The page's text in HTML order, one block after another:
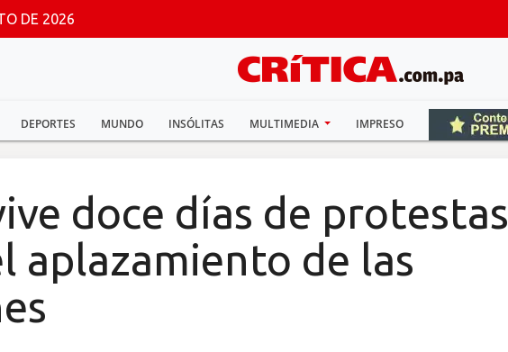
DE 2026
DEPORTES MUNDO INSÓLITAS MULTIMEDIA IMPRESO
doce días de protestas
aplazamiento de las